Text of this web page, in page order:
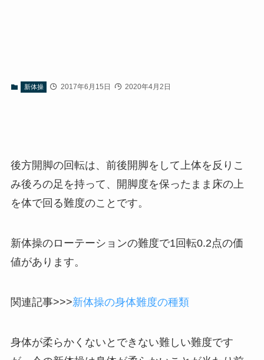
新体操 2017年6月15日 2020年4月2日
後方開脚の回転は、前後開脚をして上体を反りこ
み後ろの足を持って、開脚度を保ったまま床の上
を体で回る難度のことです。
新体操のローテーションの難度で1回転0.2点の価
値があります。
関連記事>>>新体操の身体難度の種類
身体が柔らかくないとできない難しい難度です